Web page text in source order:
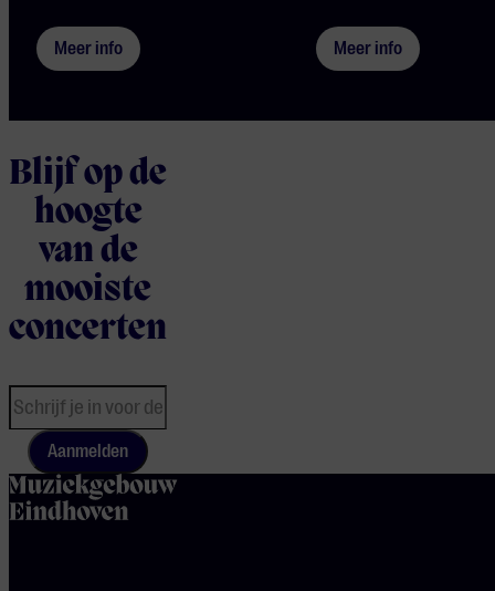
Meer info Meer info
Blijf op de
hoogte
van de
mooiste
concerten
Aanmelden